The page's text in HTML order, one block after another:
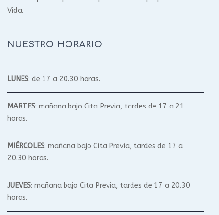
Vida.
NUESTRO HORARIO
LUNES: de 17 a 20.30 horas.
MARTES: mañana bajo Cita Previa, tardes de 17 a 21
horas.
MIÉRCOLES: mañana bajo Cita Previa, tardes de 17 a
20.30 horas.
JUEVES: mañana bajo Cita Previa, tardes de 17 a 20.30
horas.